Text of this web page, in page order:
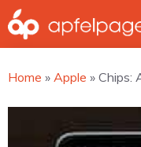
Zum
Inhalt
springen
Home » Apple » Chips: